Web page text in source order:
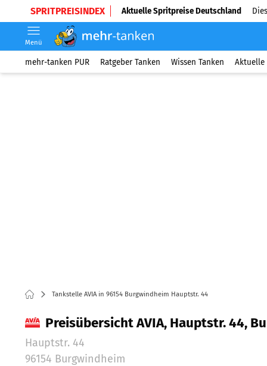
SPRITPREISINDEX Aktuelle Spritpreise Deutschland
Menü
mehr-tanken PUR Ratgeber Tanken Wissen Tanken Aktuelle
Tankstelle AVIA in 96154 Burgwindheim Hauptstr. 44
Preisübersicht AVIA, Hauptstr. 44,
Hauptstr. 44
96154 Burgwindheim